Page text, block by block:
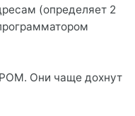
(определяет 2
Они чаще дохнут